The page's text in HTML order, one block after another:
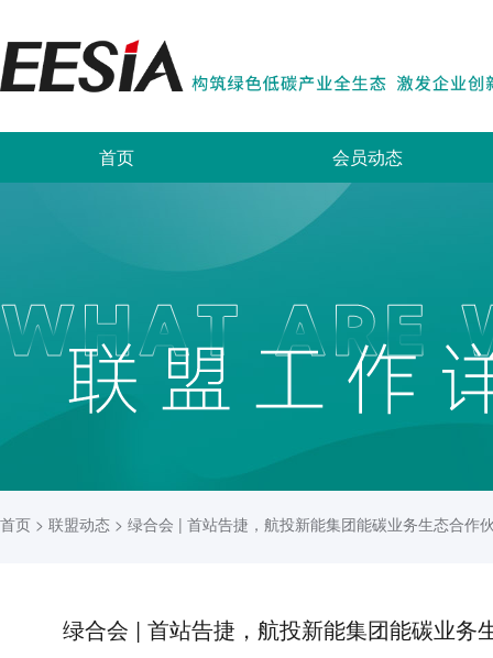
首页 会员动态
首页 > 联盟动态 > 绿合会 | 首站告捷，航投新能集团能碳业务生态合作
绿合会 | 首站告捷，航投新能集团能碳业务